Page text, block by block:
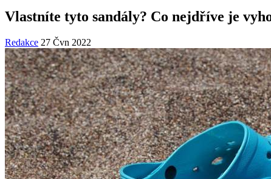
Vlastníte tyto sandály? Co nejdříve je
Redakce 27 Čvn 2022